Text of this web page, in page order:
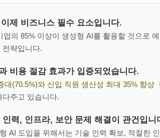
제 비즈니스 필수 요소입니다.
업의 85% 이상이 생성형 AI를 활용할 것으로
전략입니다.
비용 절감 효과가 입증되었습니다.
대(70.5%)와 신입 직원 생산성 최대 35% 향상
다주고 있습니다.
인력, 인프라, 보안 문제 해결이 관건입니
AI 도입을 위해서는 기술 인력 확보, 적절한